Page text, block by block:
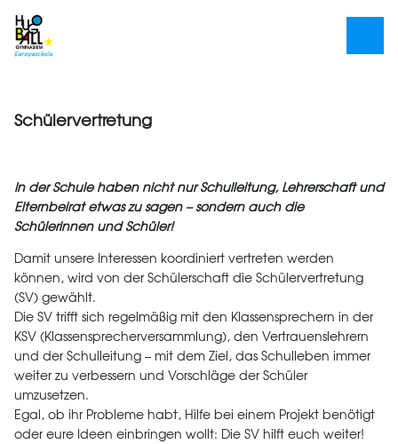
Schülervertretung
In der Schule haben nicht nur Schulleitung, Lehrerschaft und
Elternbeirat etwas zu sagen – sondern auch die
Schülerinnen und Schüler!
Damit unsere Interessen koordiniert vertreten werden
können, wird von der Schülerschaft die Schülervertretung
(SV) gewählt.
Die SV trifft sich regelmäßig mit den Klassensprechern in der
KSV (Klassensprecherversammlung), den Vertrauenslehrern
und der Schulleitung – mit dem Ziel, das Schulleben immer
weiter zu verbessern und Vorschläge der Schüler
umzusetzen.
Egal, ob ihr Probleme habt, Hilfe bei einem Projekt benötigt
oder eure Ideen einbringen wollt: Die SV hilft euch weiter!